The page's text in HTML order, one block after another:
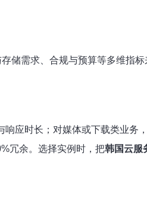
储需求、合规与预算等多维指
应时长；对媒体或下载类业
冗余。选择实例时，把韩国云服